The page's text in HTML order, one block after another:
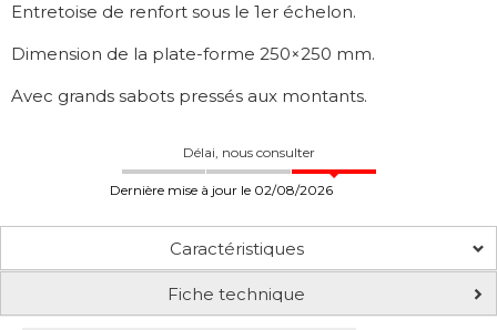
Entretoise de renfort sous le 1er échelon.
Dimension de la plate-forme 250×250 mm.
Avec grands sabots pressés aux montants.
Délai, nous consulter
Dernière mise à jour le 02/08/2026
Caractéristiques
Fiche technique